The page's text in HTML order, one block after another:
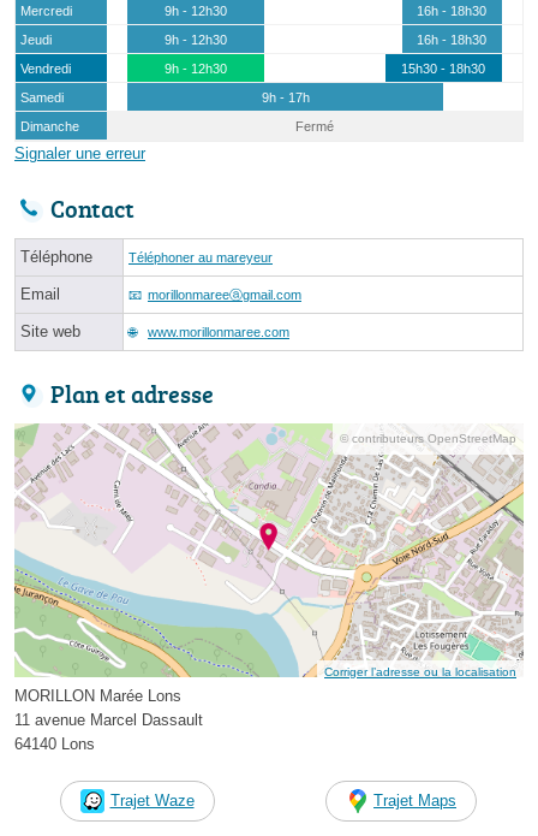
Mercredi
9h - 12h30
16h - 18h30
Jeudi
9h - 12h30
16h - 18h30
Vendredi
9h - 12h30
15h30 - 18h30
Samedi
9h - 17h
Dimanche
Fermé
Signaler une erreur
Contact
Téléphone Téléphoner au mareyeur
Email morillonmareeⓐgmail.com
Site web www.morillonmaree.com
Plan et adresse
© contributeurs OpenStreetMap
Corriger l’adresse ou la localisation
MORILLON Marée Lons
11 avenue Marcel Dassault
64140 Lons
Trajet Waze Trajet Maps